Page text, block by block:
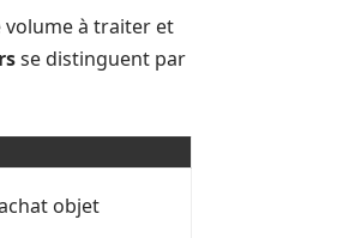
volume à traiter et
se distinguent par
objet